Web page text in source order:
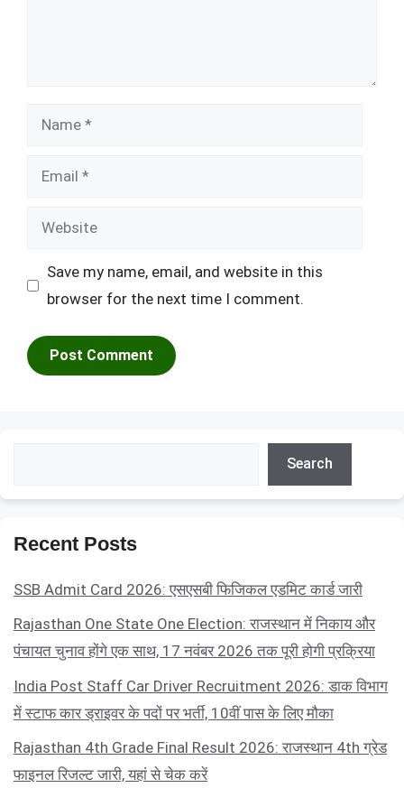
Name
Email
Website
Save my name, email, and website in this
browser for the next time I comment.
Search
Recent Posts
SSB Admit Card 2026: एसएसबी फिजिकल एडमिट कार्ड जारी
Rajasthan One State One Election: राजस्थान में निकाय और
पंचायत चुनाव होंगे एक साथ, 17 नवंबर 2026 तक पूरी होगी प्रक्रिया
India Post Staff Car Driver Recruitment 2026: डाक विभाग
में स्टाफ कार ड्राइवर के पदों पर भर्ती, 10वीं पास के लिए मौका
Rajasthan 4th Grade Final Result 2026: राजस्थान 4th ग्रेड
फाइनल रिजल्ट जारी, यहां से चेक करें